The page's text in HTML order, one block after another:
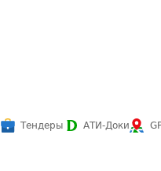
Тендеры АТИ-Доки